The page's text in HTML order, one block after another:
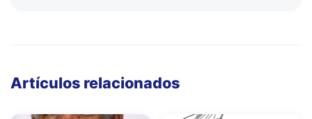
Artículos relacionados